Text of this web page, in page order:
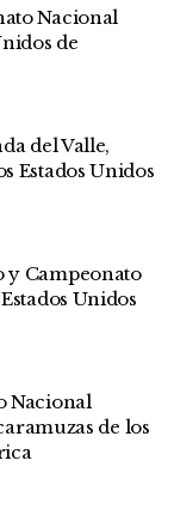
Nacional
de
del Valle,
Estados Unidos
y Campeonato
Unidos
Nacional
de los